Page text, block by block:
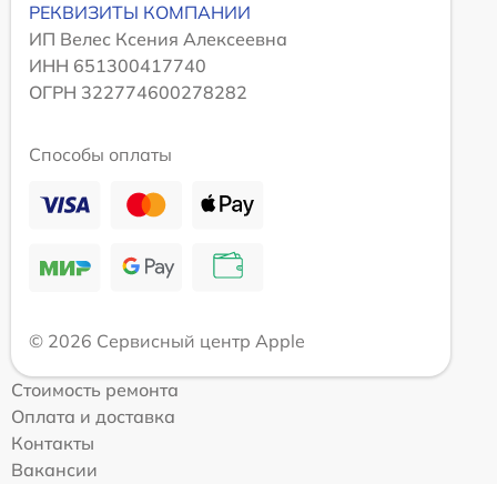
РЕКВИЗИТЫ КОМПАНИИ
ИП Велес Ксения Алексеевна
ИНН 651300417740
ОГРН 322774600278282
Способы оплаты
© 2026 Сервисный центр Apple
Стоимость ремонта
Оплата и доставка
Контакты
Вакансии